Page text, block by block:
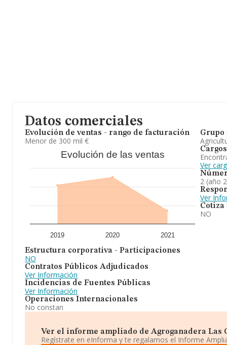
Datos comerciales
Evolución de ventas - rango de facturación
Menor de 300 mil €
Evolución de las ventas
2019 2020 2021
Estructura corporativa - Participaciones
NO
Contratos Públicos Adjudicados
Ver Información
Incidencias de Fuentes Públicas
Ver Información
Operaciones Internacionales
No constan
Grupo
Cargos
Ver
2 (año
Ver
Cotiza
NO
Ver el informe ampliado de Agroganadera Las
Regístrate en eInforma y te regalamos el Informe